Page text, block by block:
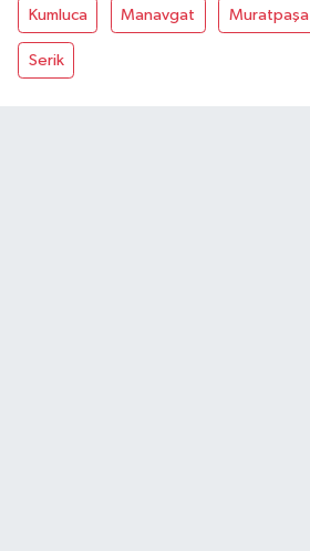
Kumluca Manavgat Muratpaşa
Serik